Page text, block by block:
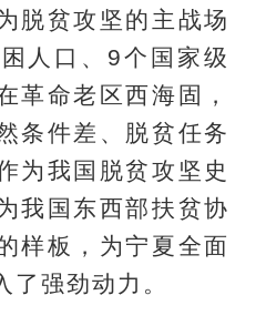
脱贫攻坚的主战场
人口、9个国家级
革命老区西海固，
条件差、脱贫任务
为我国脱贫攻坚史
我国东西部扶贫协
样板，为宁夏全面
了强劲动力。